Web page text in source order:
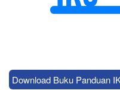
Download Buku Panduan